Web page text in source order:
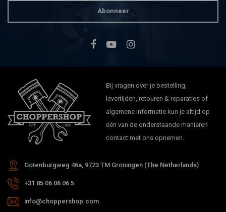
Abonneer
Bij vragen over je bestelling,
levertijden, retouren & reparaties of
algemene informatie kun je altijd op
één van de onderstaande manieren
contact met ons opnemen.
Gotenburgweg 46a, 9723 TM Groningen (The Netherlands)
+31 85 06 06 06 5
info@choppershop.com